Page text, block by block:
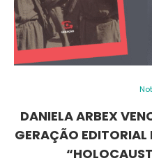
DANIELA ARBEX
GERAÇÃO EDITORIAL